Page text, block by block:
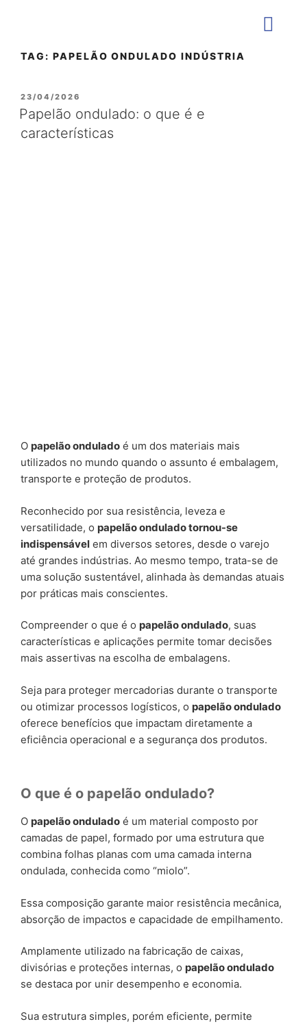
TAG: PAPELÃO ONDULADO INDÚSTRIA
23/04/2026
Papelão ondulado: o que é e
características
O papelão ondulado é um dos materiais mais
utilizados no mundo quando o assunto é embalagem,
transporte e proteção de produtos.
Reconhecido por sua resistência, leveza e
versatilidade, o papelão ondulado tornou-se
indispensável em diversos setores, desde o varejo
até grandes indústrias. Ao mesmo tempo, trata-se de
uma solução sustentável, alinhada às demandas atuais
por práticas mais conscientes.
Compreender o que é o papelão ondulado, suas
características e aplicações permite tomar decisões
mais assertivas na escolha de embalagens.
Seja para proteger mercadorias durante o transporte
ou otimizar processos logísticos, o papelão ondulado
oferece benefícios que impactam diretamente a
eficiência operacional e a segurança dos produtos.
O que é o papelão ondulado?
O papelão ondulado é um material composto por
camadas de papel, formado por uma estrutura que
combina folhas planas com uma camada interna
ondulada, conhecida como “miolo”.
Essa composição garante maior resistência mecânica,
absorção de impactos e capacidade de empilhamento.
Amplamente utilizado na fabricação de caixas,
divisórias e proteções internas, o papelão ondulado
se destaca por unir desempenho e economia.
Sua estrutura simples, porém eficiente, permite